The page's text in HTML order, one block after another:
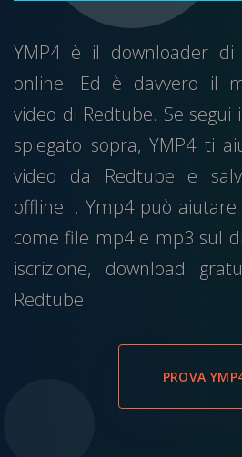
YMP4 è il downloader di
online. Ed è davvero il
video di Redtube. Se segui
spiegato sopra, YMP4 ti
video da Redtube e
offline. . Ymp4 può
come file mp4 e mp3 sul
iscrizione, download
Redtube.
PROVA